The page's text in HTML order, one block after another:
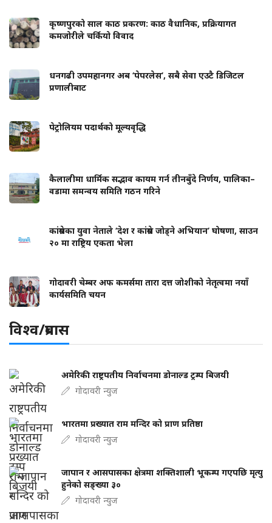
कृष्णपुरको साल काठ प्रकरण: काठ वैधानिक, प्रक्रियागत
कमजोरीले चर्कियो विवाद
धनगढी उपमहानगर अब ‘पेपरलेस’, सबै सेवा एउटै डिजिटल
प्रणालीबाट
पेट्रोलियम पदार्थको मूल्यवृद्धि
कैलालीमा धार्मिक सद्भाव कायम गर्न तीनबुँदे निर्णय, पालिका–
वडामा समन्वय समिति गठन गरिने
कांग्रेसका युवा नेताले ‘देश र कांग्रेस जोड्ने अभियान’ घोषणा, साउन
२० मा राष्ट्रिय एकता भेला
गोदावरी चेम्बर अफ कमर्समा तारा दत्त जोशीको नेतृत्वमा नयाँ
कार्यसमिति चयन
विश्व/प्रबास
अमेरिकी राष्ट्रपतीय निर्वाचनमा डोनाल्ड ट्रम्प बिजयी
गोदावरी न्युज
भारतमा प्रख्यात राम मन्दिर को प्राण प्रतिष्ठा
गोदावरी न्युज
जापान र आसपासका क्षेत्रमा शक्तिशाली भूकम्प गएपछि मृत्यु
हुनेको सङ्ख्या ३०
गोदावरी न्युज